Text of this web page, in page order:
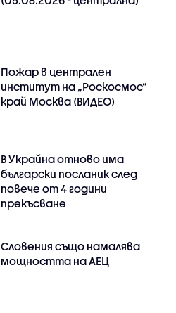
Пожар в централен
институт на „Роскосмос“
край Москва (ВИДЕО)
В Украйна отново има
български посланик след
повече от 4 години
прекъсване
Словения също намалява
мощността на АЕЦ